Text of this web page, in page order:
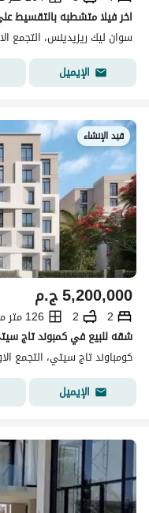
سوان ليك ريزيدينس، التجمع
الإيميل
قيد الإنشاء
ج.م5,200,000
2
2
126 متر مربع
كومباوند تاج سيتي، التجمع
الإيميل